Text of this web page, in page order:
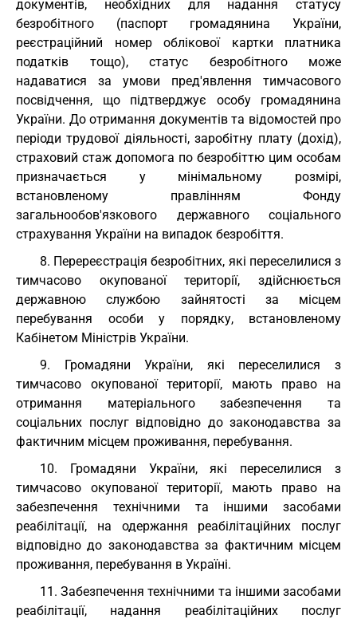
документів, необхідних для надання статусу
безробітного (паспорт громадянина України,
реєстраційний номер облікової картки платника
податків тощо), статус безробітного може
надаватися за умови пред'явлення тимчасового
посвідчення, що підтверджує особу громадянина
України. До отримання документів та відомостей про
періоди трудової діяльності, заробітну плату (дохід),
страховий стаж допомога по безробіттю цим особам
призначається у мінімальному розмірі,
встановленому правлінням Фонду
загальнообов'язкового державного соціального
страхування України на випадок безробіття.
8. Перереєстрація безробітних, які переселилися з
тимчасово окупованої території, здійснюється
державною службою зайнятості за місцем
перебування особи у порядку, встановленому
Кабінетом Міністрів України.
9. Громадяни України, які переселилися з
тимчасово окупованої території, мають право на
отримання матеріального забезпечення та
соціальних послуг відповідно до законодавства за
фактичним місцем проживання, перебування.
10. Громадяни України, які переселилися з
тимчасово окупованої території, мають право на
забезпечення технічними та іншими засобами
реабілітації, на одержання реабілітаційних послуг
відповідно до законодавства за фактичним місцем
проживання, перебування в Україні.
11. Забезпечення технічними та іншими засобами
реабілітації, надання реабілітаційних послуг